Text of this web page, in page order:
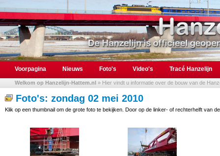
Voorpagina Nieuws Foto's Video's Tracé Hanzelijn
Welkom op Hanzelijn-Hattem.nl » Hier vindt u informatie over de bouw van de
Foto's: zondag 02 mei 2010
Klik op een thumbnail om de grote foto te bekijken. Door op de linker- of rechterhelft van